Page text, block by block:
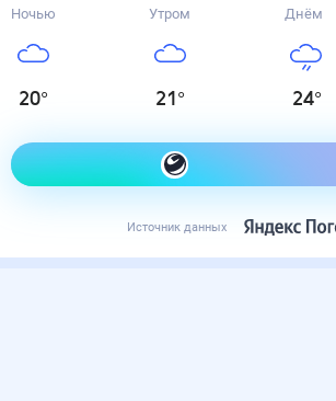
Ночью
20°
Утром
21 °
Днём
24°
Как одеться сегодня
Источник данных